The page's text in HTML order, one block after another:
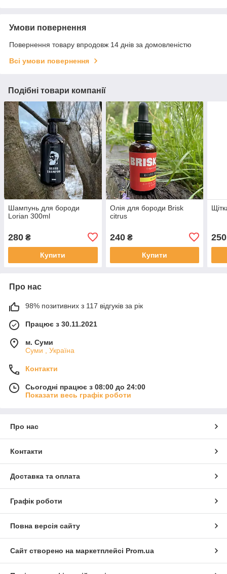
Умови повернення
Повернення товару впродовж 14 днів за домовленістю
Всі умови повернення
Подібні товари компанії
Шампунь для бороди
Lorian 300ml
280 ₴
Купити
Олія для бороди Brisk
citrus
240₴
Купити
250
Про нас
98% позитивних з 117 відгуків за рік
Працює з 30.11.2021
м. Суми
Суми , Україна
Контакти
Сьогодні працює з 08:00 до 24:00
Показати весь графік роботи
Про нас
Контакти
Доставка та оплата
Графік роботи
Повна версія сайту
Сайт створено на маркетплейсі Prom.ua